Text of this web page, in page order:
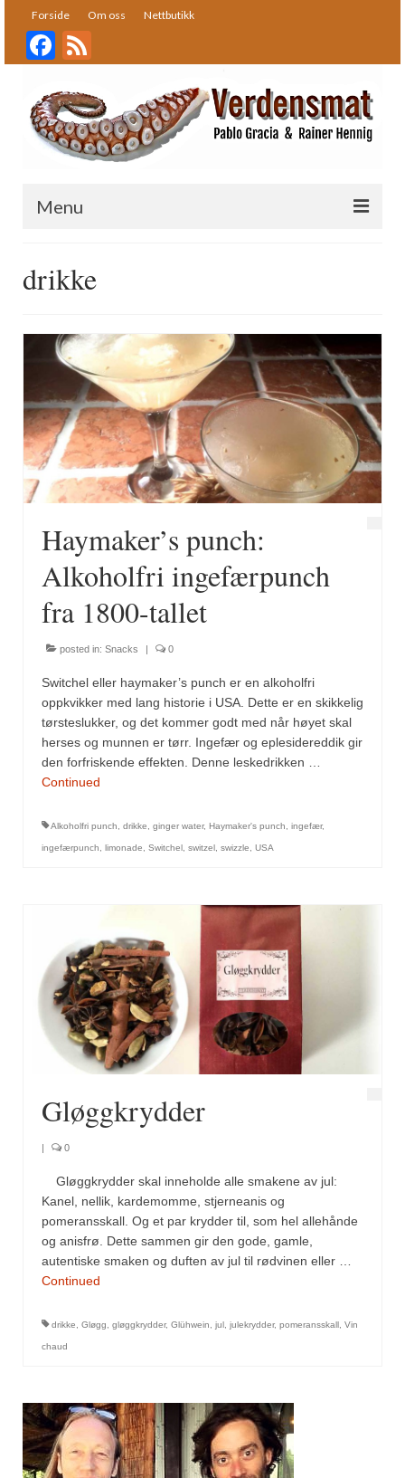
Forside Om oss Nettbutikk
Facebook
Menu
Oppskrifter
Desserter
Fisk og skalldyr
Fugl
Gryteretter
Snacks
Supper
Vegetar
Krydder, oppskrifter
Albóndigaskrydder
Bouquet garni
Cajunkrydder, mildt
Guindillas
Herbes de Provence
Kjørvel
Krøderens husmannsmiks
Løpstikke
Merian
Mirepoix
Ñora
Paprikapulver, edelsøtt
Parisisk pepper
Piment d’Espelette
drikke
Haymaker’s punch:
Alkoholfri ingefærpunch
fra 1800-tallet
posted in: Snacks | 0
Switchel eller haymaker’s punch er en alkoholfri
oppkvikker med lang historie i USA. Dette er en skikkelig
tørsteslukker, og det kommer godt med når høyet skal
herses og munnen er tørr. Ingefær og eplesidereddik gir
den forfriskende effekten. Denne leskedrikken …
Continued
Alkoholfri punch drikke ginger water, Haymaker's punch ingefær,
ingefærpunch limonade Switchel switzel swizzle USA
Gløggkrydder
| 0
Gløggkrydder skal inneholde alle smakene av jul:
Kanel, nellik, kardemomme, stjerneanis og
pomeransskall. Og et par krydder til, som hel allehånde
og anisfrø. Dette sammen gir den gode, gamle,
autentiske smaken og duften av jul til rødvinen eller …
Continued
drikke Gløgg gløggkrydder, Glühwein jul julekrydder, pomeransskall Vin
chaud